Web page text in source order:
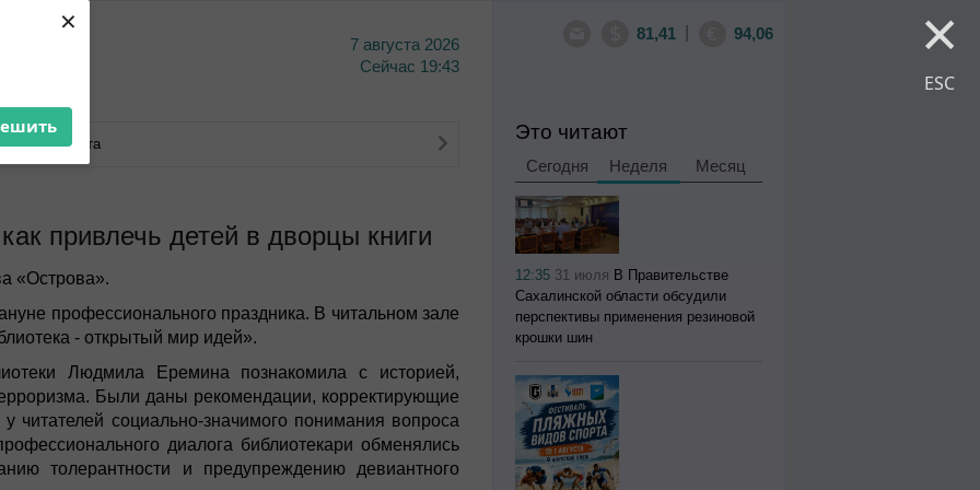
× ×
ESC
7 августа 2026
Сейчас 19:43
81,41 94,06
счета
привлечь детей в дворцы книги
«Острова».
профессионального праздника. В читальном зале
- открытый мир идей».
Людмила Еремина познакомила с историей,
Были даны рекомендации, корректирующие
социально-значимого понимания вопроса
диалога библиотекари обменялись
толерантности и предупреждению девиантного
Это читают
Сегодня Неделя Месяц
12:35 31 июля В Правительстве
Сахалинской области обсудили
перспективы применения резиновой
крошки шин